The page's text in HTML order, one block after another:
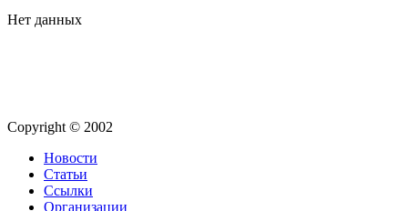
Нет данных
Copyright © 2002
Новости
Статьи
Ссылки
Организации